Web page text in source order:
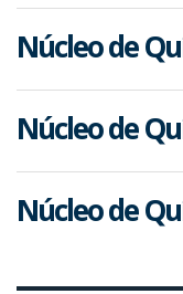
Núcleo de
Núcleo de
Núcleo de